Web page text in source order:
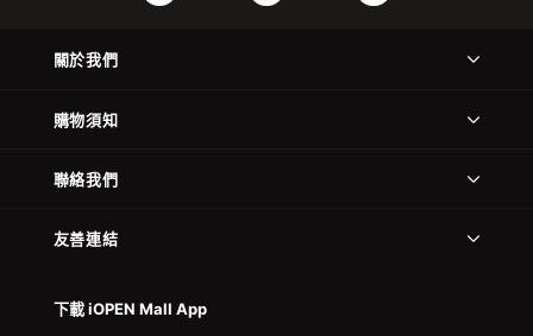
關於我們
購物須知
聯絡我們
友善連結
下載 iOPEN Mall App